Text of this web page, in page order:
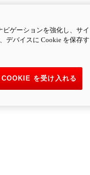
ビゲーションを強化し、サ
デバイスに Cookie を保存す
を受け入れる